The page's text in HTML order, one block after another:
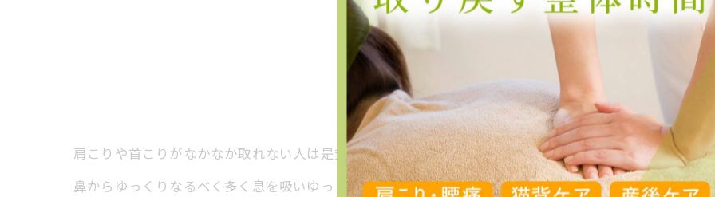
肩こりや首こりがなかなか取れない人は是非深呼吸をして下さい。
鼻からゆっくりなるべく多く息を吸いゆっくり口から息を吐き出して下さい。肋骨を動かすことも大事に